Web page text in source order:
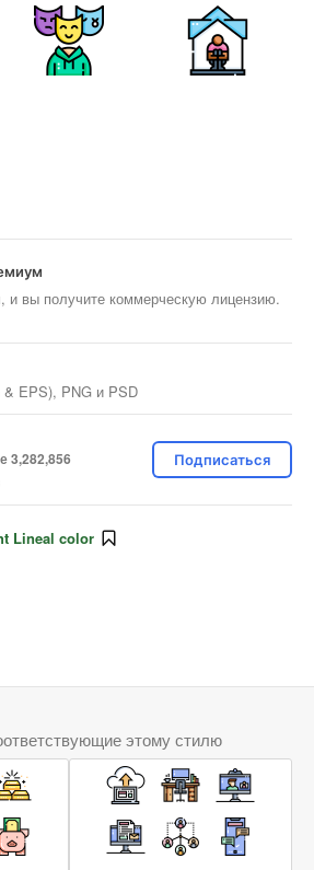
и вы получите коммерческую лицензию.
& EPS), PNG и PSD
3,282,856
Подписаться
Lineal color
этому стилю